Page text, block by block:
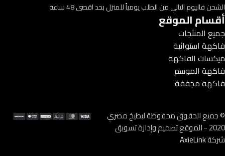
الشحن فاليوم التالي من الطلب يومياً للمنزل بحد اقصى 48 ساعة
أقسام الموقع
جميع المنتجات
فاكهة استوائية
ميكسات الفاكهة
فاكهة الموسم
فاكهة مجففة
© جميع الحقوق محفوظة لبطيخ مصري
2020 - الموقع تصميم وإدارة تسويق
شركةAxieLink